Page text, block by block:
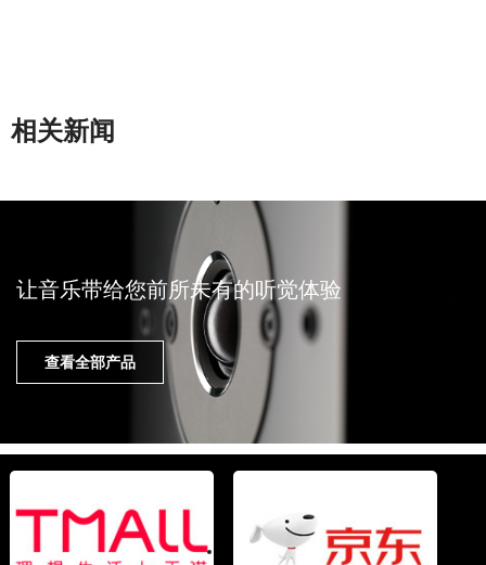
相关新闻
让音乐带给您前所未有的听觉体验
查看全部产品